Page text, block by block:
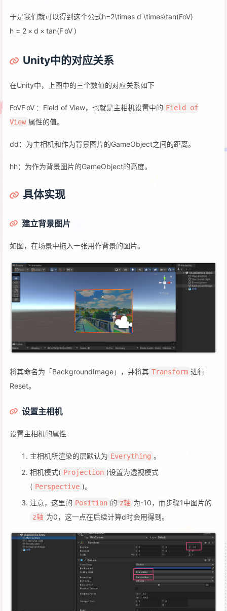
于是我们就可以得到这个公式h=2\times d \times\tan(FoV)
h = 2 × d × tan(FoV )
Unity中的对应关系
在Unity中，上图中的三个数值的对应关系如下
FoVFoV ：Field of View，也就是主相机设置中的 Field of
View 属性的值。
dd：为主相机和作为背景图片的GameObject之间的距离。
hh：为作为背景图片的GameObject的高度。
具体实现
建立背景图片
如图，在场景中拖入一张用作背景的图片。
将其命名为「BackgroundImage」，并将其 Transform 进行
Reset。
设置主相机
设置主相机的属性
主相机所渲染的层默认为 Everything 。
相机模式( Projection )设置为透视模式
( Perspective )。
注意，这里的 Position 的 z轴 为-10，而步骤1中图片的
z轴 为0，这一点在后续计算d时会用得到。